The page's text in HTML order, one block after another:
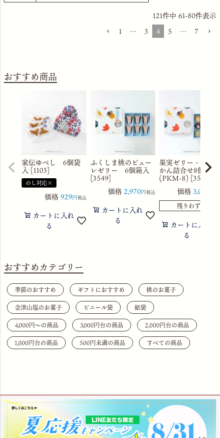
121件中 61-80件表示
1
… 3 4 5 … 7
おすすめ商品
家伝ゆべし 6個袋
入 [1103]
のし対応×
価格929 税込
カートに入れ
る
ふくしま桃のピュー
レゼリー 6個箱入
[3549]
価格2,970 税込
カートに入れ
る
果実ゼリー・水よ
かん詰合せ8個箱入
(PKM-8) [3560]
価格3,056
残りわずか
カートに入れ
る
おすすめカテゴリー
季節のおすすめ ギフトにおすすめ
桃のお菓子
会津山塩のお菓子
ビニール袋
紙袋
4,000円〜の商品
3,000円台の商品
2,000円台の商品
1,000円台の商品
500円未満の商品 すべての商品